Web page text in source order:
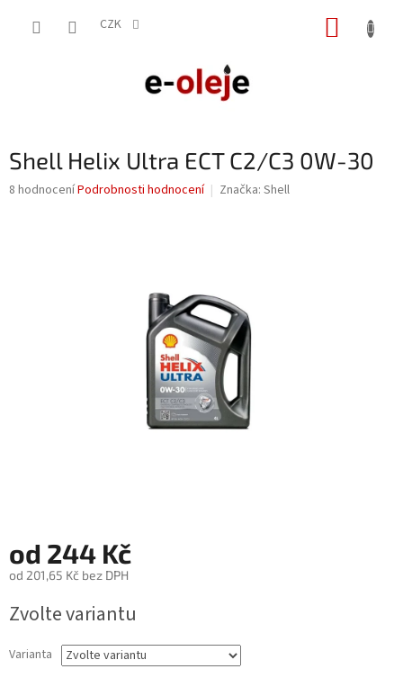
CZK
Shell Helix Ultra ECT C2/C3 0W-30
Průměrné
8 hodnoceníPodrobnosti hodnocení Značka: Shell
od 244 Kč
od 201,65 Kč bez DPH
cena:
Zvolte variantu
Varianta